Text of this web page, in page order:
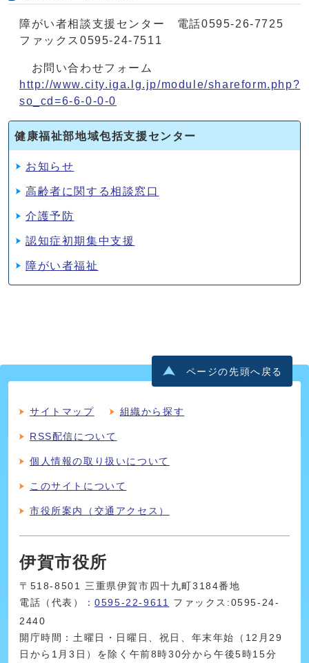
障がい者相談支援センター 電話0595-26-7725
ファックス0595-24-7511
お問い合わせフォーム
http://www.city.iga.lg.jp/module/shareform.php?
so_cd=6-6-0-0-0
健康福祉部地域包括支援センター
お知らせ
高齢者に関する相談窓口
介護予防
認知症初期集中支援
障がい者福祉
ページの先頭へ戻る
サイトマップ 組織から探す
RSS配信について
個人情報の取り扱いについて
このサイトについて
市役所案内（交通アクセス）
伊賀市役所
〒518-8501 三重県伊賀市四十九町3184番地
電話（代表）：0595-22-9611
ファックス:0595-24-
2440
開庁時間：土曜日・日曜日、祝日、年末年始（12月29
日から1月3日）を除く午前8時30分から午後5時15分